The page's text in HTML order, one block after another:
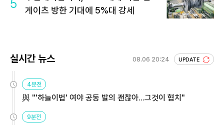
5
게이츠 방한 기대에 5%대 강세
실시간 뉴스 08.06 20:24 UPDATE
4분전
與 "'하늘이법' 여야 공동 발의 괜찮아…그것이 협치"
9분전